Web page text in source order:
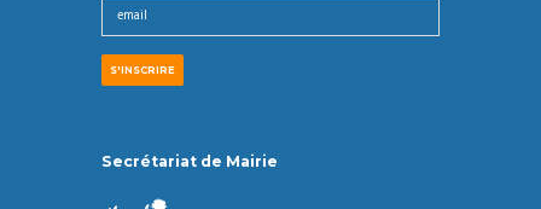
Secrétariat de Mairie